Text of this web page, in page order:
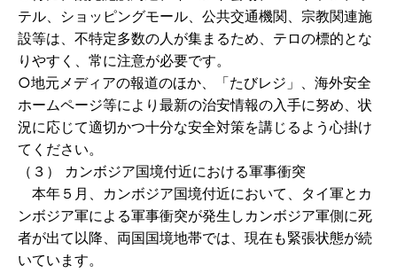
テル、ショッピングモール、公共交通機関、宗教関連施
設等は、不特定多数の人が集まるため、テロの標的とな
りやすく、常に注意が必要です。
○地元メディアの報道のほか、「たびレジ」、海外安全
ホームページ等により最新の治安情報の入手に努め、状
況に応じて適切かつ十分な安全対策を講じるよう心掛け
てください。
（３） カンボジア国境付近における軍事衝突
本年５月、カンボジア国境付近において、タイ軍とカ
ンボジア軍による軍事衝突が発生しカンボジア軍側に死
者が出て以降、両国国境地帯では、現在も緊張状態が続
いています。